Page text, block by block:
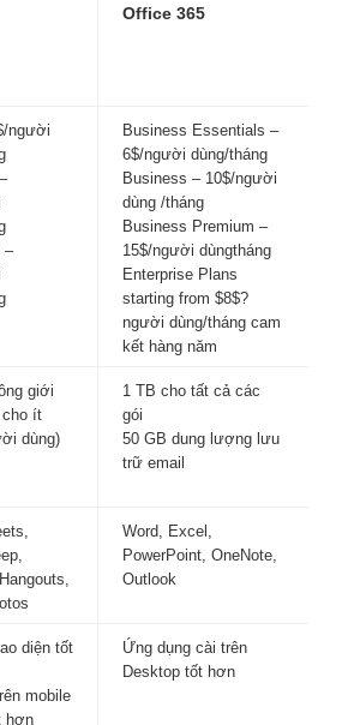
Office 365
người
–
Business Essentials –
6$/người dùng/tháng
Business – 10$/người
dùng /tháng
Business Premium –
15$/người dùngtháng
Enterprise Plans
starting from $8$?
người dùng/tháng cam
kết hàng năm
giới
cho ít
dùng)
1 TB cho tất cả các
gói
50 GB dung lượng lưu
trữ email
Word, Excel,
PowerPoint, OneNote,
Outlook
diện tốt
mobile
hơn
Ứng dụng cài trên
Desktop tốt hơn